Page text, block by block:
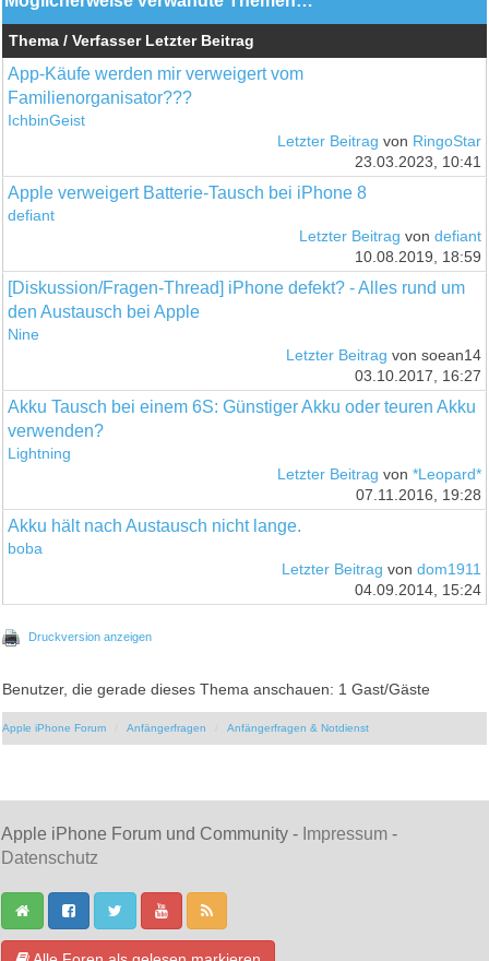
Thema / Verfasser Letzter Beitrag
App-Käufe werden mir verweigert vom
Familienorganisator???
IchbinGeist
Letzter Beitrag von RingoStar
23.03.2023, 10:41
Apple verweigert Batterie-Tausch bei iPhone 8
defiant
Letzter Beitrag von defiant
10.08.2019, 18:59
[Diskussion/Fragen-Thread] iPhone defekt? - Alles rund um
den Austausch bei Apple
Nine
Letzter Beitrag von soean14
03.10.2017, 16:27
Akku Tausch bei einem 6S: Günstiger Akku oder teuren Akku
verwenden?
Lightning
Letzter Beitrag von *Leopard*
07.11.2016, 19:28
Akku hält nach Austausch nicht lange.
boba
Letzter Beitrag von dom1911
04.09.2014, 15:24
Druckversion anzeigen
Benutzer, die gerade dieses Thema anschauen: 1 Gast/Gäste
Apple iPhone Forum Anfängerfragen Anfängerfragen & Notdienst
Apple iPhone Forum und Community - Impressum -
Datenschutz